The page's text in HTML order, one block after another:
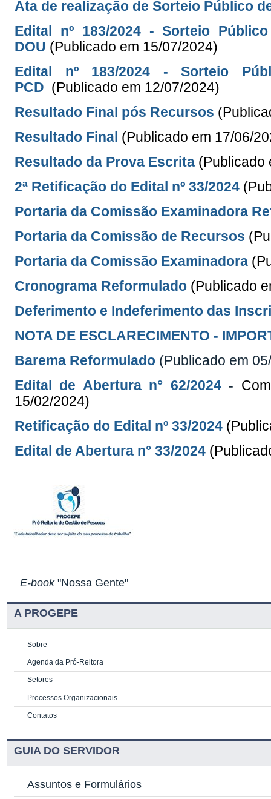
Ata de realização de Sorteio Público
Edital nº 183/2024 - Sorteio
DOU (Publicado em 15/07/2024)
Edital nº 183/2024 - Sorteio
PCD (Publicado em 12/07/2024)
Resultado Final pós Recursos
Resultado Final (Publicado em 17/06/
Resultado da Prova Escrita (Publicado
2ª Retificação do Edital nº 33/2024
Portaria da Comissão Examinadora
Portaria da Comissão de Recursos
Portaria da Comissão Examinadora
Cronograma Reformulado (Publicado
Deferimento e Indeferimento das
NOTA DE ESCLARECIMENTO -
Barema Reformulado (Publicado em
Edital de Abertura n° 62/2024-
15/02/2024)
Retificação do Edital nº 33/2024
Edital de Abertura n° 33/2024
E-book"Nossa Gente"
A PROGEPE
Sobre
Agenda da Pró-Reitora
Setores
Processos Organizacionais
Contatos
GUIA DO SERVIDOR
Assuntos e Formulários